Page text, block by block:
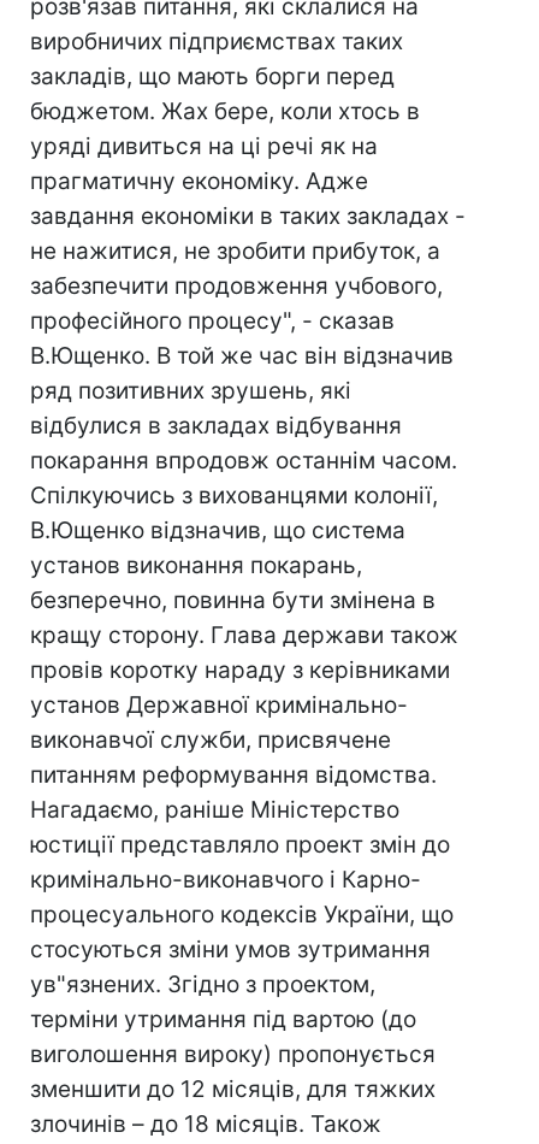
розв'язав питання, які склалися на
виробничих підприємствах таких
закладів, що мають борги перед
бюджетом. Жах бере, коли хтось в
уряді дивиться на ці речі як на
прагматичну економіку. Адже
завдання економіки в таких закладах -
не нажитися, не зробити прибуток, а
забезпечити продовження учбового,
професійного процесу", - сказав
В.Ющенко. В той же час він відзначив
ряд позитивних зрушень, які
відбулися в закладах відбування
покарання впродовж останнім часом.
Спілкуючись з вихованцями колонії,
В.Ющенко відзначив, що система
установ виконання покарань,
безперечно, повинна бути змінена в
кращу сторону. Глава держави також
провів коротку нараду з керівниками
установ Державної кримінально-
виконавчої служби, присвячене
питанням реформування відомства.
Нагадаємо, раніше Міністерство
юстиції представляло проект змін до
кримінально-виконавчого і Карно-
процесуального кодексів України, що
стосуються зміни умов зутримання
ув"язнених. Згідно з проектом,
терміни утримання під вартою (до
виголошення вироку) пропонується
зменшити до 12 місяців, для тяжких
злочинів – до 18 місяців. Також